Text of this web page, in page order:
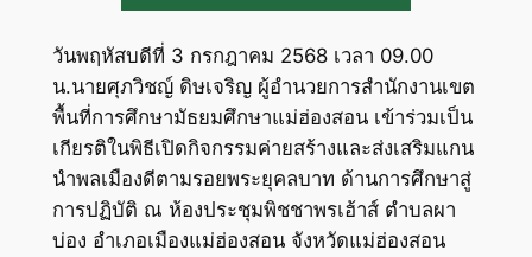
วันพฤหัสบดีที่ 3 กรกฎาคม 2568 เวลา 09.00
น.นายศุภวิชญ์ ดิษเจริญ ผู้อำนวยการสำนักงานเขต
พื้นที่การศึกษามัธยมศึกษาแม่ฮ่องสอน เข้าร่วมเป็น
เกียรติในพิธีเปิดกิจกรรมค่ายสร้างและส่งเสริมแกน
นำพลเมืองดีตามรอยพระยุคลบาท ด้านการศึกษาสู่
การปฏิบัติ ณ ห้องประชุมพิชชาพรเฮ้าส์ ตำบลผา
บ่อง อำเภอเมืองแม่ฮ่องสอน จังหวัดแม่ฮ่องสอน